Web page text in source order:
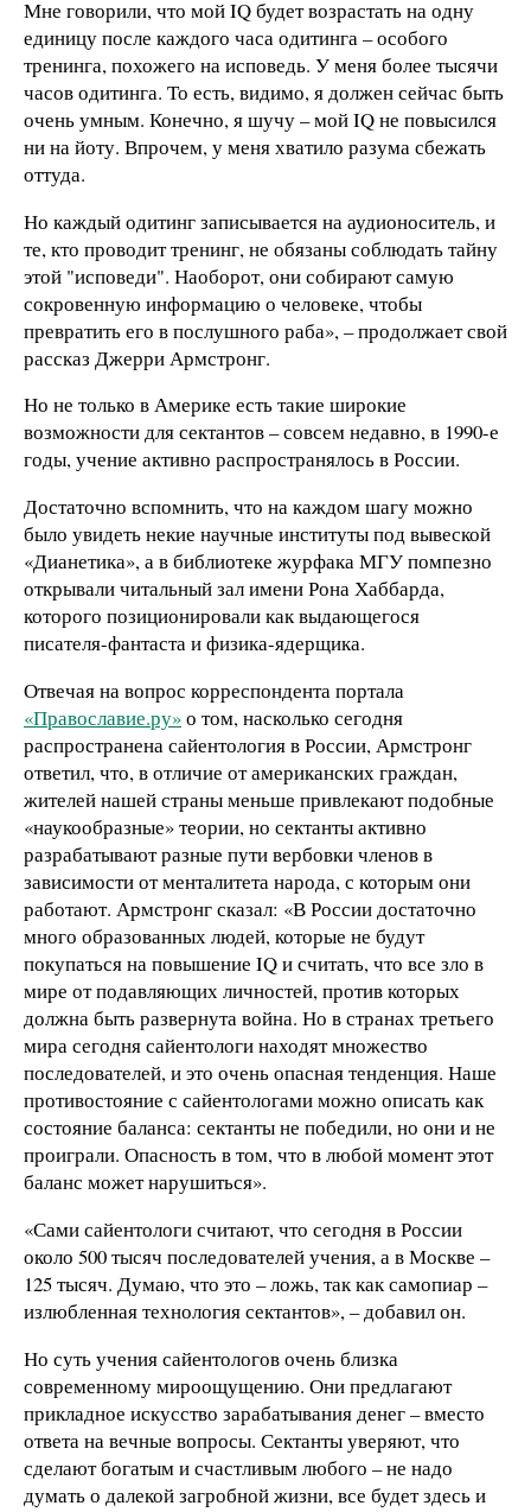
Мне говорили, что мой IQ будет возрастать на одну
единицу после каждого часа одитинга – особого
тренинга, похожего на исповедь. У меня более тысячи
часов одитинга. То есть, видимо, я должен сейчас быть
очень умным. Конечно, я шучу – мой IQ не повысился
ни на йоту. Впрочем, у меня хватило разума сбежать
оттуда.
Но каждый одитинг записывается на аудионоситель, и
те, кто проводит тренинг, не обязаны соблюдать тайну
этой "исповеди". Наоборот, они собирают самую
сокровенную информацию о человеке, чтобы
превратить его в послушного раба», – продолжает свой
рассказ Джерри Армстронг.
Но не только в Америке есть такие широкие
возможности для сектантов – совсем недавно, в 1990-е
годы, учение активно распространялось в России.
Достаточно вспомнить, что на каждом шагу можно
было увидеть некие научные институты под вывеской
«Дианетика», а в библиотеке журфака МГУ помпезно
открывали читальный зал имени Рона Хаббарда,
которого позиционировали как выдающегося
писателя-фантаста и физика-ядерщика.
Отвечая на вопрос корреспондента портала
«Православие.ру»о том, насколько сегодня
распространена сайентология в России, Армстронг
ответил, что, в отличие от американских граждан,
жителей нашей страны меньше привлекают подобные
«наукообразные» теории, но сектанты активно
разрабатывают разные пути вербовки членов в
зависимости от менталитета народа, с которым они
работают. Армстронг сказал: «В России достаточно
много образованных людей, которые не будут
покупаться на повышение IQ и считать, что все зло в
мире от подавляющих личностей, против которых
должна быть развернута война. Но в странах третьего
мира сегодня сайентологи находят множество
последователей, и это очень опасная тенденция. Наше
противостояние с сайентологами можно описать как
состояние баланса: сектанты не победили, но они и не
проиграли. Опасность в том, что в любой момент этот
баланс может нарушиться».
«Сами сайентологи считают, что сегодня в России
около 500 тысяч последователей учения, а в Москве –
125 тысяч. Думаю, что это – ложь, так как самопиар –
излюбленная технология сектантов», – добавил он.
Но суть учения сайентологов очень близка
современному мироощущению. Они предлагают
прикладное искусство зарабатывания денег – вместо
ответа на вечные вопросы. Сектанты уверяют, что
сделают богатым и счастливым любого – не надо
думать о далекой загробной жизни, все будет здесь и